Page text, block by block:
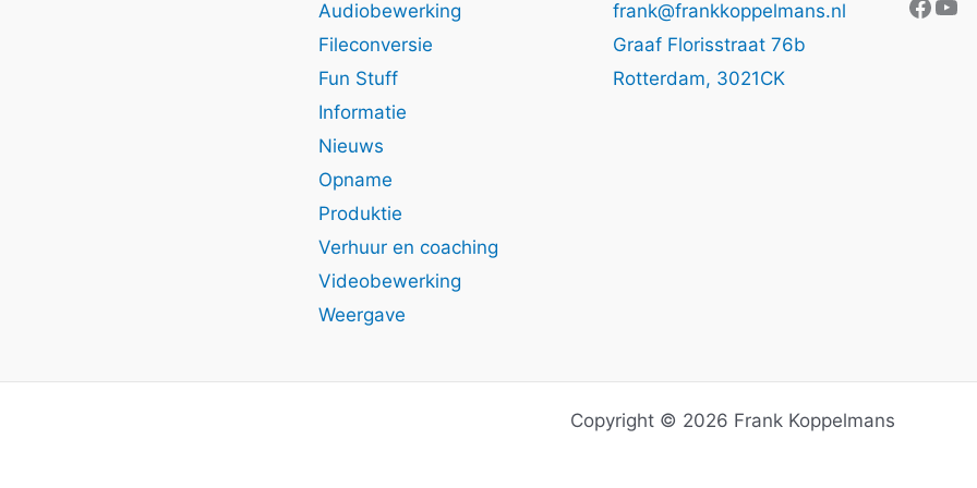
Audiobewerking
Fileconversie
Fun Stuff
Informatie
Nieuws
Opname
Produktie
Verhuur en coaching
Videobewerking
Weergave
frank@frankkoppelmans.nl
Graaf Florisstraat 76b
Rotterdam, 3021CK
Copyright © 2026 Frank Koppelmans